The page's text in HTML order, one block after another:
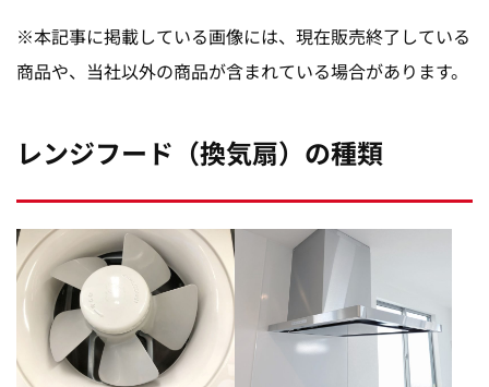
※本記事に掲載している画像には、現在販売終了している
商品や、当社以外の商品が含まれている場合があります。
レンジフード（換気扇）の種類